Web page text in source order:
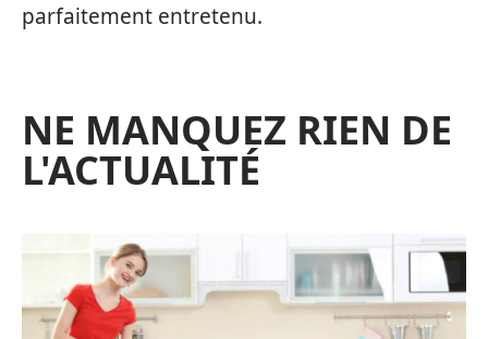
parfaitement entretenu.
NE MANQUEZ RIEN DE
L'ACTUALITÉ